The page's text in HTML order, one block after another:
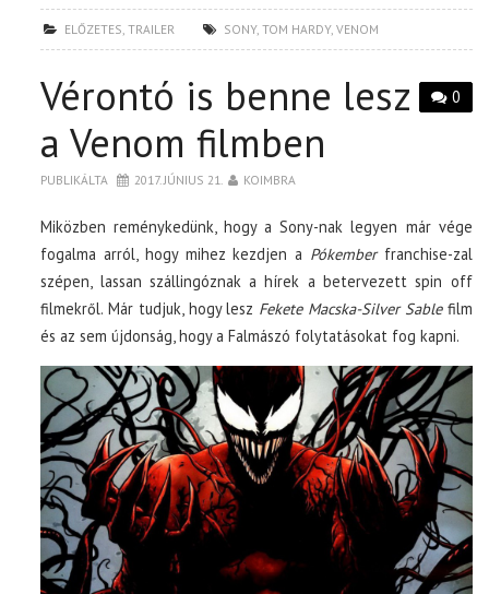
ELŐZETES ,TRAILER SONY,TOM HARDY,VENOM
0
Vérontó is benne lesz
a Venom filmben
PUBLIKÁLTA 2017. JÚNIUS 21. KOIMBRA
Miközben reménykedünk, hogy a Sony-nak legyen már vége
fogalma arról, hogy mihez kezdjen a Pókemberfranchise-zal
szépen, lassan szállingóznak a hírek a betervezett spin off
filmekről. Már tudjuk, hogy lesz Fekete Macska-Silver Sablefilm
és az sem újdonság, hogy a Falmászó folytatásokat fog kapni.